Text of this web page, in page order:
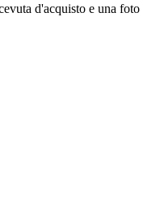
d'acquisto e una foto